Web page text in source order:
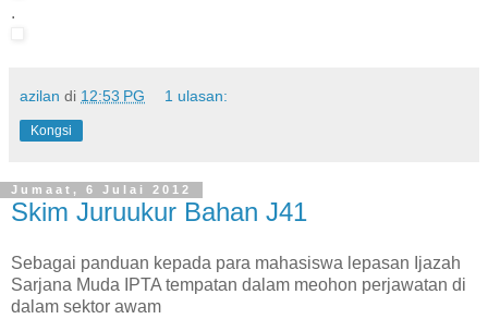
.
azilan di 12:53 PG 1 ulasan:
Kongsi
Jumaat, 6 Julai 2012
Skim Juruukur Bahan J41
Sebagai panduan kepada para mahasiswa lepasan Ijazah
Sarjana Muda IPTA tempatan dalam meohon perjawatan di
dalam sektor awam